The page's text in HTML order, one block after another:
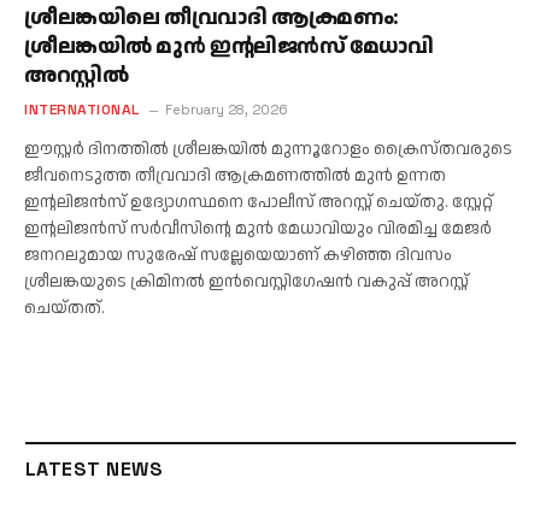
ശ്രീലങ്കയിലെ തീവ്രവാദി ആക്രമണം:
ശ്രീലങ്കയിൽ മുൻ ഇന്റലിജൻസ് മേധാവി
അറസ്റ്റിൽ
INTERNATIONAL February 28, 2026
ഈസ്റ്റർ ദിനത്തിൽ ശ്രീലങ്കയിൽ മുന്നൂറോളം ക്രൈസ്തവരുടെ
ജീവനെടുത്ത തീവ്രവാദി ആക്രമണത്തിൽ മുൻ ഉന്നത
ഇന്റലിജൻസ് ഉദ്യോഗസ്ഥനെ പോലീസ് അറസ്റ്റ് ചെയ്തു. സ്റ്റേറ്റ്
ഇന്റലിജൻസ് സർവീസിന്റെ മുൻ മേധാവിയും വിരമിച്ച മേജർ
ജനറലുമായ സുരേഷ് സല്ലേയെയാണ് കഴിഞ്ഞ ദിവസം
ശ്രീലങ്കയുടെ ക്രിമിനൽ ഇൻവെസ്റ്റിഗേഷൻ വകുപ്പ് അറസ്റ്റ്
ചെയ്തത്.
LATEST NEWS